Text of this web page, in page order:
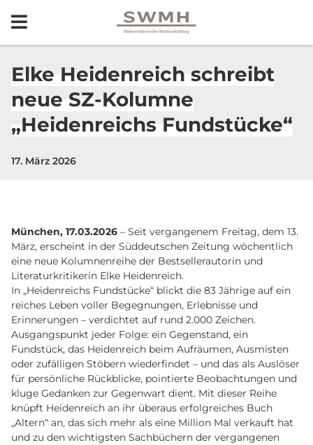
Elke Heidenreich schreibt
neue SZ-Kolumne
„Heidenreichs Fundstücke“
17. März 2026
München, 17.03.2026 – Seit vergangenem Freitag, dem 13.
März, erscheint in der Süddeutschen Zeitung wöchentlich
eine neue Kolumnenreihe der Bestsellerautorin und
Literaturkritikerin Elke Heidenreich.
In „Heidenreichs Fundstücke“ blickt die 83 Jährige auf ein
reiches Leben voller Begegnungen, Erlebnisse und
Erinnerungen – verdichtet auf rund 2.000 Zeichen.
Ausgangspunkt jeder Folge: ein Gegenstand, ein
Fundstück, das Heidenreich beim Aufräumen, Ausmisten
oder zufälligen Stöbern wiederfindet – und das als Auslöser
für persönliche Rückblicke, pointierte Beobachtungen und
kluge Gedanken zur Gegenwart dient. Mit dieser Reihe
knüpft Heidenreich an ihr überaus erfolgreiches Buch
„Altern“ an, das sich mehr als eine Million Mal verkauft hat
und zu den wichtigsten Sachbüchern der vergangenen